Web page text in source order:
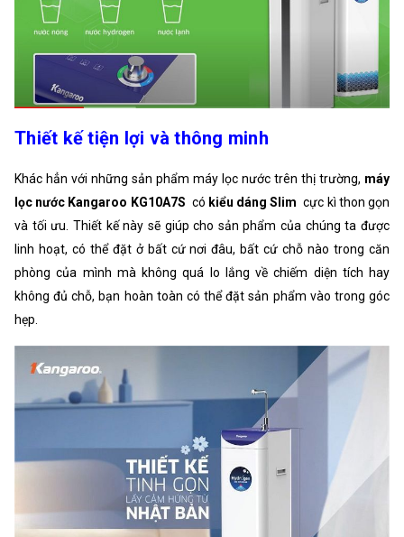
Thiết kế tiện lợi và thông minh
Khác hẳn với những sản phẩm máy lọc nước trên thị trường, máy
lọc nước Kangaroo KG10A7S có kiểu dáng Slim cực kì thon gọn
và tối ưu. Thiết kế này sẽ giúp cho sản phẩm của chúng ta được
linh hoạt, có thể đặt ở bất cứ nơi đâu, bất cứ chỗ nào trong căn
phòng của mình mà không quá lo lắng về chiếm diện tích hay
không đủ chỗ, bạn hoàn toàn có thể đặt sản phẩm vào trong góc
hẹp.